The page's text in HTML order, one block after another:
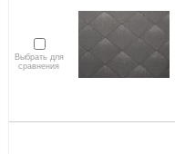
Выбрать для
сравнения